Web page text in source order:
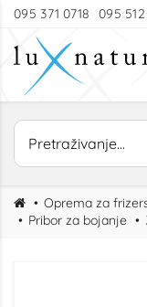
095 371 0718 095
Oprema za
Pribor za bojanje